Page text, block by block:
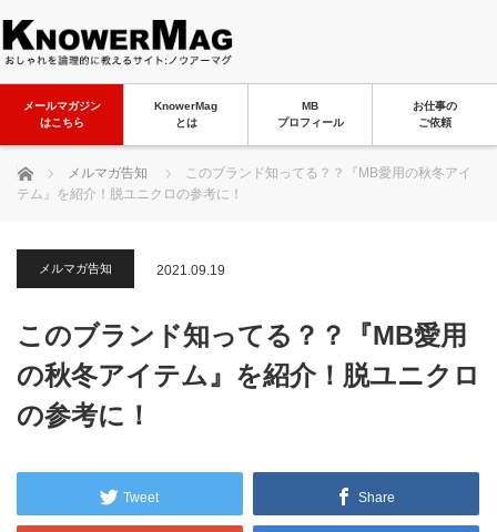
メールマガジン
はこちら
KnowerMag
とは
MB
プロフィール
お仕事の
ご依頼
ホーム メルマガ告知
このブランド知ってる？？『MB愛用の秋冬アイ
テム』を紹介！脱ユニクロの参考に！
メルマガ告知 2021.09.19
このブランド知ってる？？『MB愛用
の秋冬アイテム』を紹介！脱ユニクロ
の参考に！
Tweet Share